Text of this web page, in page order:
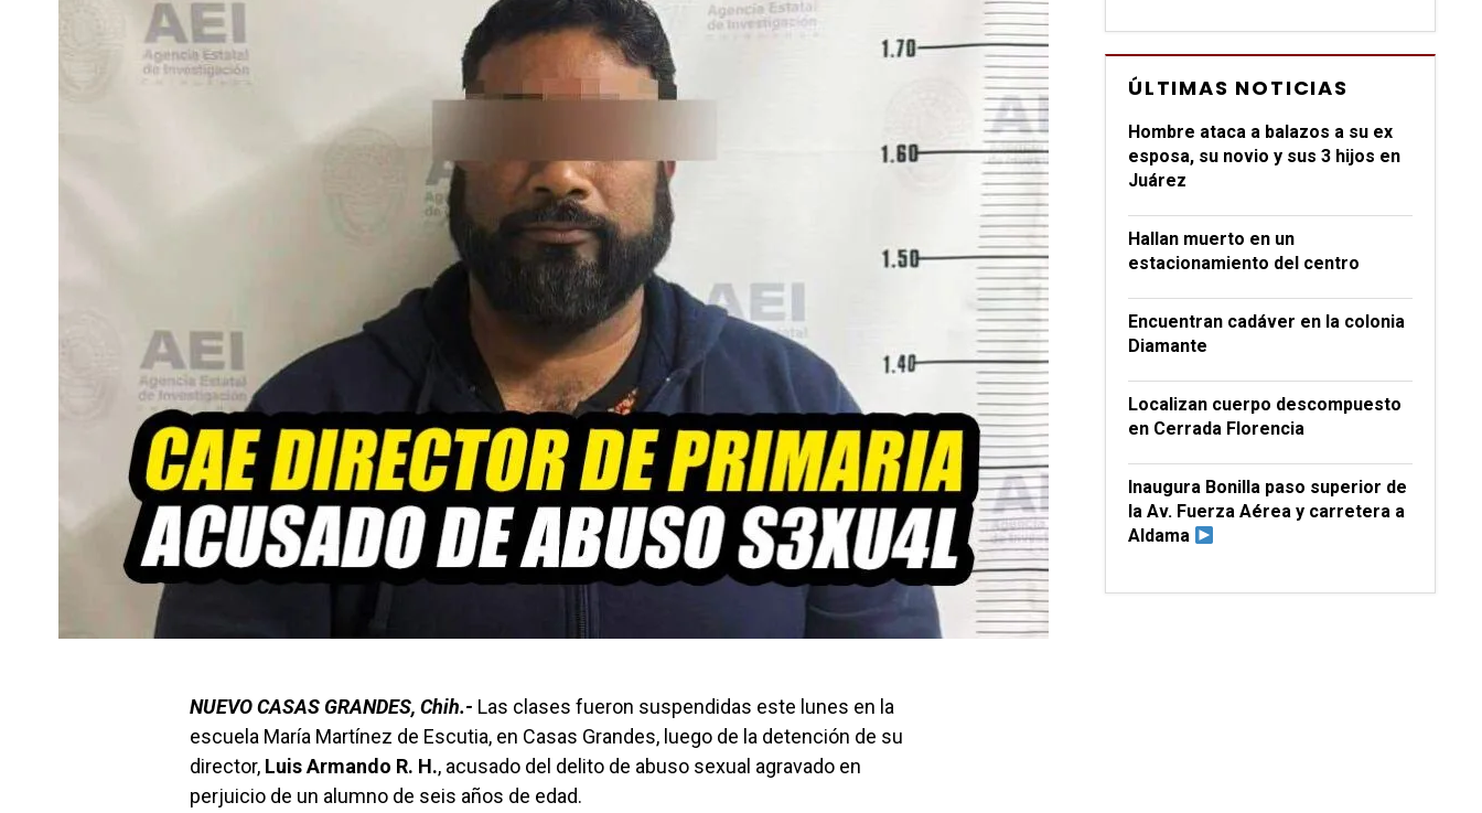
NUEVO CASAS GRANDES, Chih.- Las clases fueron suspendidas este lunes en la
escuela María Martínez de Escutia, en Casas Grandes, luego de la detención de su
director, Luis Armando R. H., acusado del delito de abuso sexual agravado en
perjuicio de un alumno de seis años de edad.
ÚLTIMAS NOTICIAS
Hombre ataca a balazos a su ex
esposa, su novio y sus 3 hijos en
Juárez
Hallan muerto en un
estacionamiento del centro
Encuentran cadáver en la colonia
Diamante
Localizan cuerpo descompuesto
en Cerrada Florencia
Inaugura Bonilla paso superior de
la Av. Fuerza Aérea y carretera a
Aldama